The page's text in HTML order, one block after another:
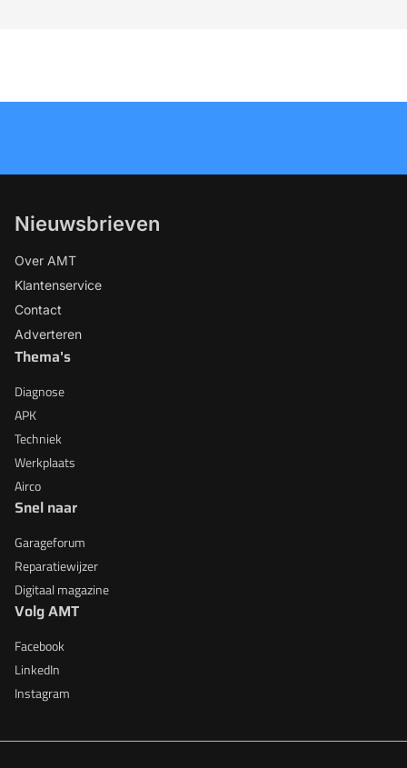
Nieuwsbrieven
Over AMT
Klantenservice
Contact
Adverteren
Thema's
Diagnose
APK
Techniek
Werkplaats
Airco
Snel naar
Garageforum
Reparatiewijzer
Digitaal magazine
Volg AMT
Facebook
LinkedIn
Instagram